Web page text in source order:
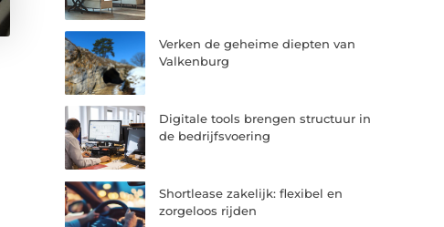
Verken de geheime diepten van
Valkenburg
Digitale tools brengen structuur in
de bedrijfsvoering
Shortlease zakelijk: flexibel en
zorgeloos rijden